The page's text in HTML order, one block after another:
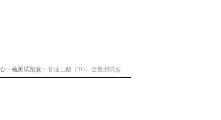
> 检测试剂盒 > 甘油三酯（TG）含量测试盒